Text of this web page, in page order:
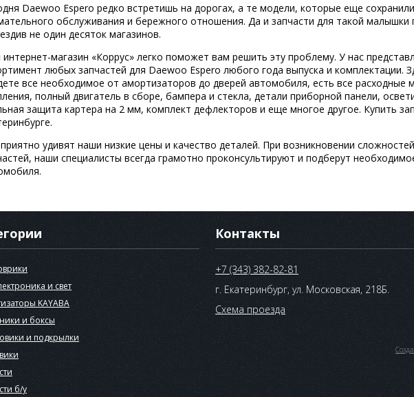
Daewoo Espero редко встретишь на дорогах, а те модели, которые еще
обслуживания и бережного отношения. Да и запчасти для такой малышки
не один десяток магазинов.
магазин «Коррус» легко поможет вам решить эту проблему. У нас
любых запчастей для Daewoo Espero любого года выпуска и комплектации.
все необходимое от амортизаторов до дверей автомобиля, есть все расходные
полный двигатель в сборе, бампера и стекла, детали приборной панели,
защита картера на 2 мм, комплект дефлекторов и еще многое другое. Купить
удивят наши низкие цены и качество деталей. При возникновении
наши специалисты всегда грамотно проконсультируют и подберут
и свет
KAYABA
и боксы
и подкрылки
б/у
Контакты
+7 (343) 382-82-81
г. Екатеринбург, ул. Московская, 218Б.
Схема проезда